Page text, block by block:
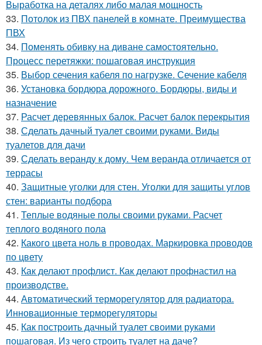
Выработка на деталях либо малая мощность
33. Потолок из ПВХ панелей в комнате. Преимущества
ПВХ
34. Поменять обивку на диване самостоятельно.
Процесс перетяжки: пошаговая инструкция
35. Выбор сечения кабеля по нагрузке. Сечение кабеля
36. Установка бордюра дорожного. Бордюры, виды и
назначение
37. Расчет деревянных балок. Расчет балок перекрытия
38. Сделать дачный туалет своими руками. Виды
туалетов для дачи
39. Сделать веранду к дому. Чем веранда отличается от
террасы
40. Защитные уголки для стен. Уголки для защиты углов
стен: варианты подбора
41. Теплые водяные полы своими руками. Расчет
теплого водяного пола
42. Какого цвета ноль в проводах. Маркировка проводов
по цвету
43. Как делают профлист. Как делают профнастил на
производстве.
44. Автоматический терморегулятор для радиатора.
Инновационные терморегуляторы
45. Как построить дачный туалет своими руками
пошаговая. Из чего строить туалет на даче?